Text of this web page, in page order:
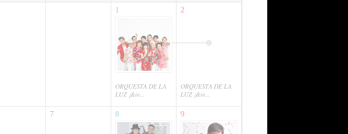
1
ORQUESTA DE LA
LUZ ¡&ie...
2
ORQUESTA DE LA
LUZ ¡&ie...
7 8 9